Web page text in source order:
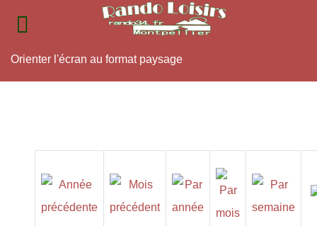
Orienter l'écran au format paysage